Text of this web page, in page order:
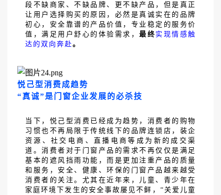
段不缺商家、不缺品牌、更不缺产品，但是真正
让用户选择购买的原因，必然是真诚实在的品牌
初心，安全靠谱的产品价值，专业稳定的服务价
值，满足用户舒心的体验需求， 最终实现情感触
达的双向奔赴。
悦己型消费成趋势
“真诚”是门窗企业发展的必杀技
当下，悦己型消费已经成为趋势，消费者的购物
习惯也不再局限于传统线下的品牌连锁店，装企
资源、社交电商、直播电商等成为新的成交渠
道。消费者对于门窗产品的需求不再仅仅是满足
基本的遮风挡雨功能，而是更加注重产品的质量
和服务，安全、健康、环保的门窗产品越来越受
消费者的关注。尤其在近年来，儿童、青少年在
家庭环境下发生的安全事故屡见不鲜， “关爱儿童